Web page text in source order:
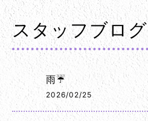
スタッフブログ
雨☔
2026/02/25